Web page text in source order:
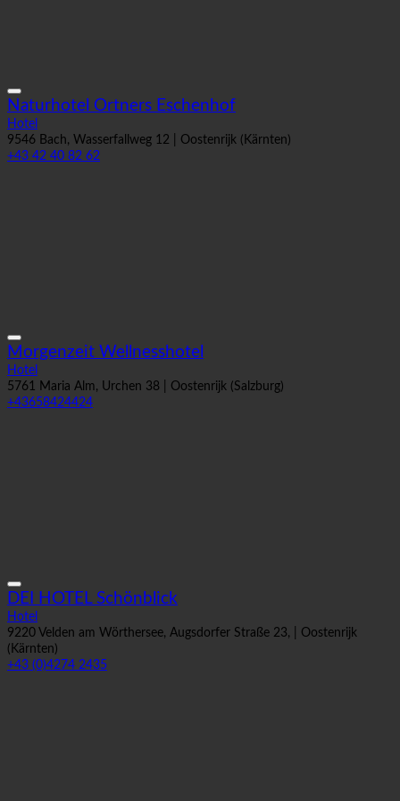
Naturhotel Ortners Eschenhof
Hotel
9546 Bach, Wasserfallweg 12 | Oostenrijk (Kärnten)
Morgenzeit Wellnesshotel
Hotel
5761 Maria Alm, Urchen 38 | Oostenrijk (Salzburg)
DEI HOTEL Schönblick
Hotel
9220 Velden am Wörthersee, Augsdorfer Straße 23, | Oostenrijk
(Kärnten)